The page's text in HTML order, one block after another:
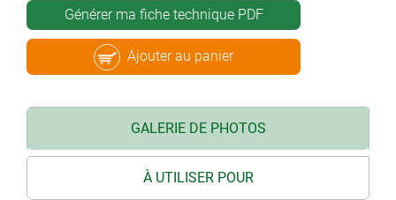
Générer ma fiche technique PDF
Ajouter au panier
GALERIE DE PHOTOS
À UTILISER POUR